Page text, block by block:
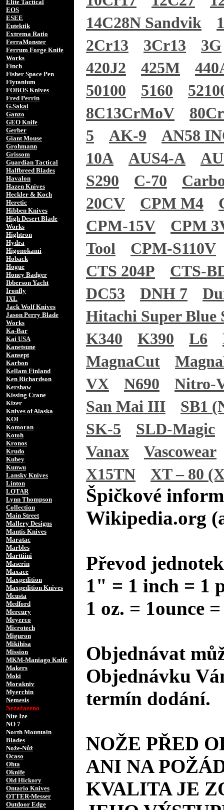
Elite Tactical
EOS
ESEE
Eutektik
Extrema Ratio
FerraMonster
Ferrum Forge Knife
Works
Finch
Fisher Space Pen
Flytanium
FOBOS Knives
Fred Perrin
G.Sakai
Ganzo
GEO Knife
Gerber
Giant Mouse
Grohmann
Grissom
Guardian Tactical
Halfbreed Blades
Havalon
Hazen Knives
Heckler & Koch
Heretic
Hibben Knives
High Desert Blade
Works
Hightron
Hydra
Higonokami
Hoback
Hogue
Honey Badger
Ibberson Yacht
Ironfly
IXL
Jack Wolf Knives
Jason Perry Blade
Works
Ka-Bar
Kai USA
Kanetsune
Kansept
Karbon
Kellam Finland
Ken Richardson
Kershaw
Kissing Crane
Kizer
Knives of Alaska
KOI
Komoran
Kotoh
Kronos
Krudo
Kubey
Kunwu
Lansky Knives
Linton
LOTAR
Lynn Thompson
Collection
Main Street
Mallery Designs
Mantis Knives
Maratac
Marbles
Marttiini
Maserin
Maxace
Maxpedition
Maxpedition Knives
Mcusta
Medford
Mercury
Meyerco
Microtech
Miguron
Mikihisa
Mission
MKM-Maniago Knife
Makers
Moki
Morakniv
Myerchin
Nemesis
Nezařazeno
Nite Ize
NO 7
North Mountain
Blades
Nože-Nůž
Ocaso
Ohta
Oknife
Old Hickory
Ontario Knives
OTTER-Messer
Outdoor Edge
14C28N Sandvik
2Cr13
3Cr13
3G
420J2
425M
50100
5160
8C13CrMoV
5
AK-9
AN58
10A
AUS4-A
S290
C-70
20CV
CPM M4
CPM-15V
CPM
Tool
CPM-S110V
CTS 204P
CTS-
DC53
DNH 7
Hitachi Super Blue
K340
K390 L6
MagnaCut
VX
N690
Nitro-
San Mai III
SB1
SK-5
SLD-Magic
Vanax
Vascowear
X15TN
XT – 80
Špičkové
Wikipedia.org
Převod
1" = 1 inch = 1
1 oz. = 1ounce
Objednávat
Objednávku
termín dodání.
NOŽE PŘED
ANI NA
KVALITA JE